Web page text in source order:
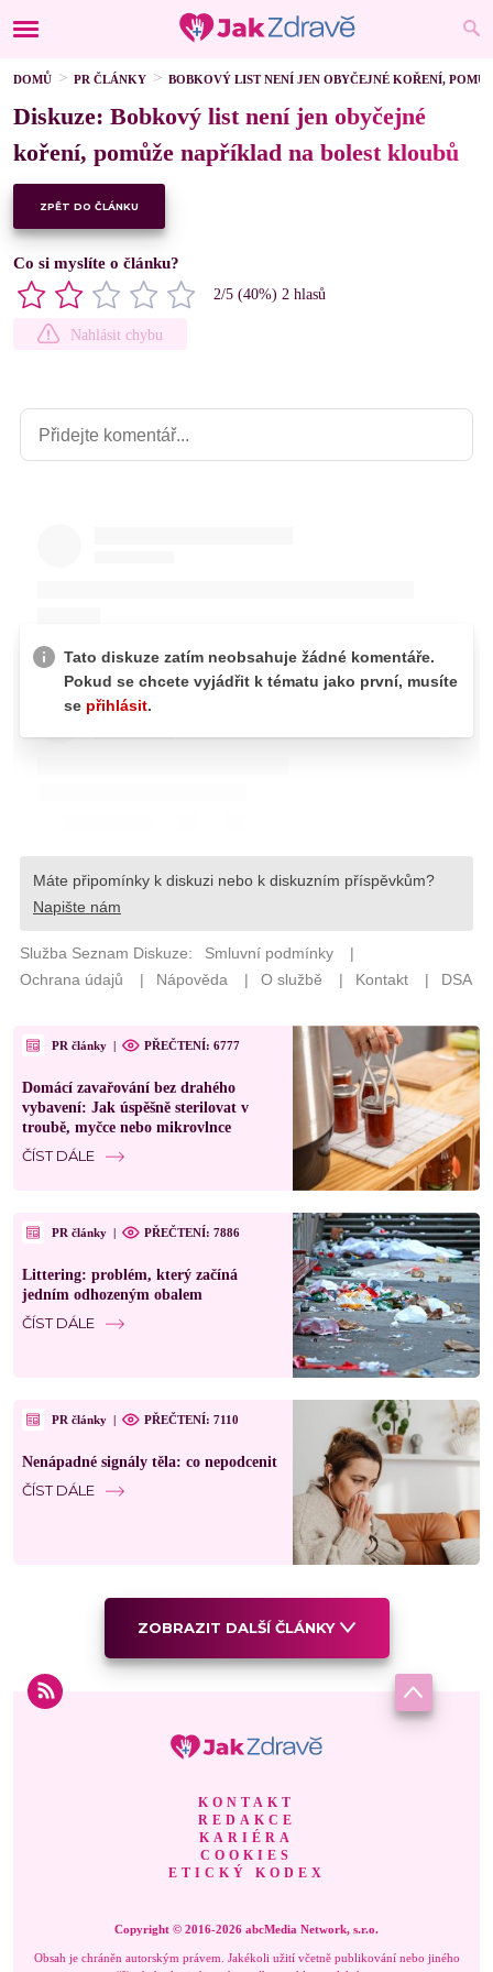
DOMŮ PR ČLÁNKY BOBKOVÝ LIST NENÍ JEN OBYČEJNÉ KOŘENÍ,
Diskuze: Bobkový list není jen obyčejné
koření, pomůže například na bolest kloubů
ZPĚT DO ČLÁNKU
Co si myslíte o článku?
2/5 (40%) 2 hlasů
Nahlásit chybu
PR články | PŘEČTENÍ: 6777
Domácí zavařování bez drahého
vybavení: Jak úspěšně sterilovat v
troubě, myčce nebo mikrovlnce
ČÍST DÁLE
PR články | PŘEČTENÍ: 7886
Littering: problém, který začíná
jedním odhozeným obalem
ČÍST DÁLE
PR články | PŘEČTENÍ: 7110
Nenápadné signály těla: co nepodcenit
ČÍST DÁLE
ZOBRAZIT DALŠÍ ČLÁNKY
KONTAKT
REDAKCE
KARIÉRA
COOKIES
ETICKÝ KODEX
Copyright © 2016-2026 abcMedia Network, s.r.o.
Obsah je chráněn autorským právem. Jakékoli užití včetně publikování nebo jiného